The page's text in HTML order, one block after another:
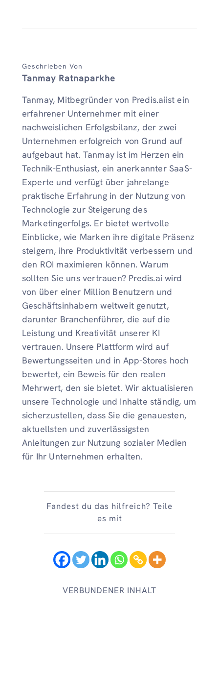
Geschrieben Von
Tanmay Ratnaparkhe
Tanmay, Mitbegründer von Predis.aiist ein
erfahrener Unternehmer mit einer
nachweislichen Erfolgsbilanz, der zwei
Unternehmen erfolgreich von Grund auf
aufgebaut hat. Tanmay ist im Herzen ein
Technik-Enthusiast, ein anerkannter SaaS-
Experte und verfügt über jahrelange
praktische Erfahrung in der Nutzung von
Technologie zur Steigerung des
Marketingerfolgs. Er bietet wertvolle
Einblicke, wie Marken ihre digitale Präsenz
steigern, ihre Produktivität verbessern und
den ROI maximieren können. Warum
sollten Sie uns vertrauen? Predis.ai wird
von über einer Million Benutzern und
Geschäftsinhabern weltweit genutzt,
darunter Branchenführer, die auf die
Leistung und Kreativität unserer KI
vertrauen. Unsere Plattform wird auf
Bewertungsseiten und in App-Stores hoch
bewertet, ein Beweis für den realen
Mehrwert, den sie bietet. Wir aktualisieren
unsere Technologie und Inhalte ständig, um
sicherzustellen, dass Sie die genauesten,
aktuellsten und zuverlässigsten
Anleitungen zur Nutzung sozialer Medien
für Ihr Unternehmen erhalten.
Fandest du das hilfreich? Teile
es mit
VERBUNDENER INHALT